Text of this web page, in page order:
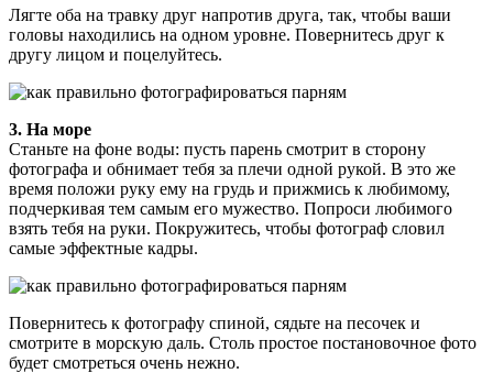
Лягте оба на травку друг напротив друга, так, чтобы ваши
головы находились на одном уровне. Повернитесь друг к
другу лицом и поцелуйтесь.
3. На море
Станьте на фоне воды: пусть парень смотрит в сторону
фотографа и обнимает тебя за плечи одной рукой. В это же
время положи руку ему на грудь и прижмись к любимому,
подчеркивая тем самым его мужество. Попроси любимого
взять тебя на руки. Покружитесь, чтобы фотограф словил
самые эффектные кадры.
Повернитесь к фотографу спиной, сядьте на песочек и
смотрите в морскую даль. Столь простое постановочное фото
будет смотреться очень нежно.